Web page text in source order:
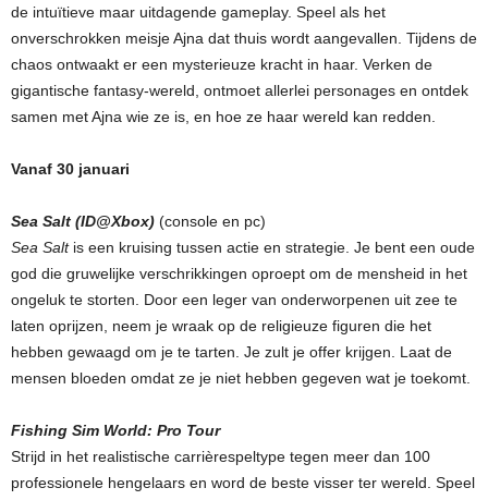
de intuïtieve maar uitdagende gameplay. Speel als het
onverschrokken meisje Ajna dat thuis wordt aangevallen. Tijdens de
chaos ontwaakt er een mysterieuze kracht in haar. Verken de
gigantische fantasy-wereld, ontmoet allerlei personages en ontdek
samen met Ajna wie ze is, en hoe ze haar wereld kan redden.
Vanaf 30 januari
Sea Salt (ID@Xbox) (console en pc)
Sea Saltis een kruising tussen actie en strategie. Je bent een oude
god die gruwelijke verschrikkingen oproept om de mensheid in het
ongeluk te storten. Door een leger van onderworpenen uit zee te
laten oprijzen, neem je wraak op de religieuze figuren die het
hebben gewaagd om je te tarten. Je zult je offer krijgen. Laat de
mensen bloeden omdat ze je niet hebben gegeven wat je toekomt.
Fishing Sim World: Pro Tour
Strijd in het realistische carrièrespeltype tegen meer dan 100
professionele hengelaars en word de beste visser ter wereld. Speel